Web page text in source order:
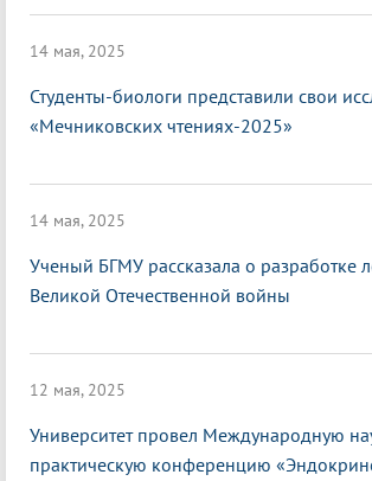
14 мая, 2025
Студенты-биологи представили свои
«Мечниковских чтениях-2025»
14 мая, 2025
Ученый БГМУ рассказала о разработке
Великой Отечественной войны
12 мая, 2025
Университет провел Международную
практическую конференцию